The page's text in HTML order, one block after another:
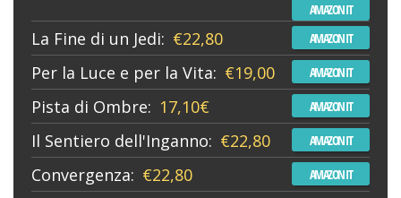
AMAZON IT
La Fine di un Jedi: €22,80 AMAZON IT
Per la Luce e per la Vita: €19,00 AMAZON IT
Pista di Ombre: 17,10€ AMAZON IT
Il Sentiero dell'Inganno: €22,80 AMAZON IT
Convergenza: €22,80 AMAZON IT